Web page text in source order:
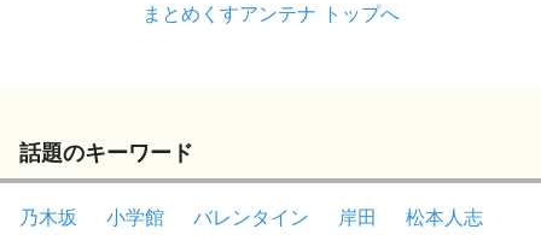
まとめくすアンテナ トップへ
話題のキーワード
乃木坂 小学館 バレンタイン 岸田
松本人志